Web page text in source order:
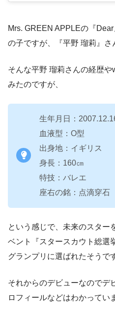
Mrs. GREEN APPLEの『
の子ですが、『平野 瑠莉』さ
そんな平野 瑠莉さんの経歴
みたのですが、
生年月日：
血液型：O型
出身地：イギリス
身長：160㎝
特技：バレエ
座右の銘：点滴穿石
という感じで、未来のスター
ベント『スタースカウト総選
グランプリに選ばれたそうで
それからのデビューなのでデ
ロフィールなどはわかってい